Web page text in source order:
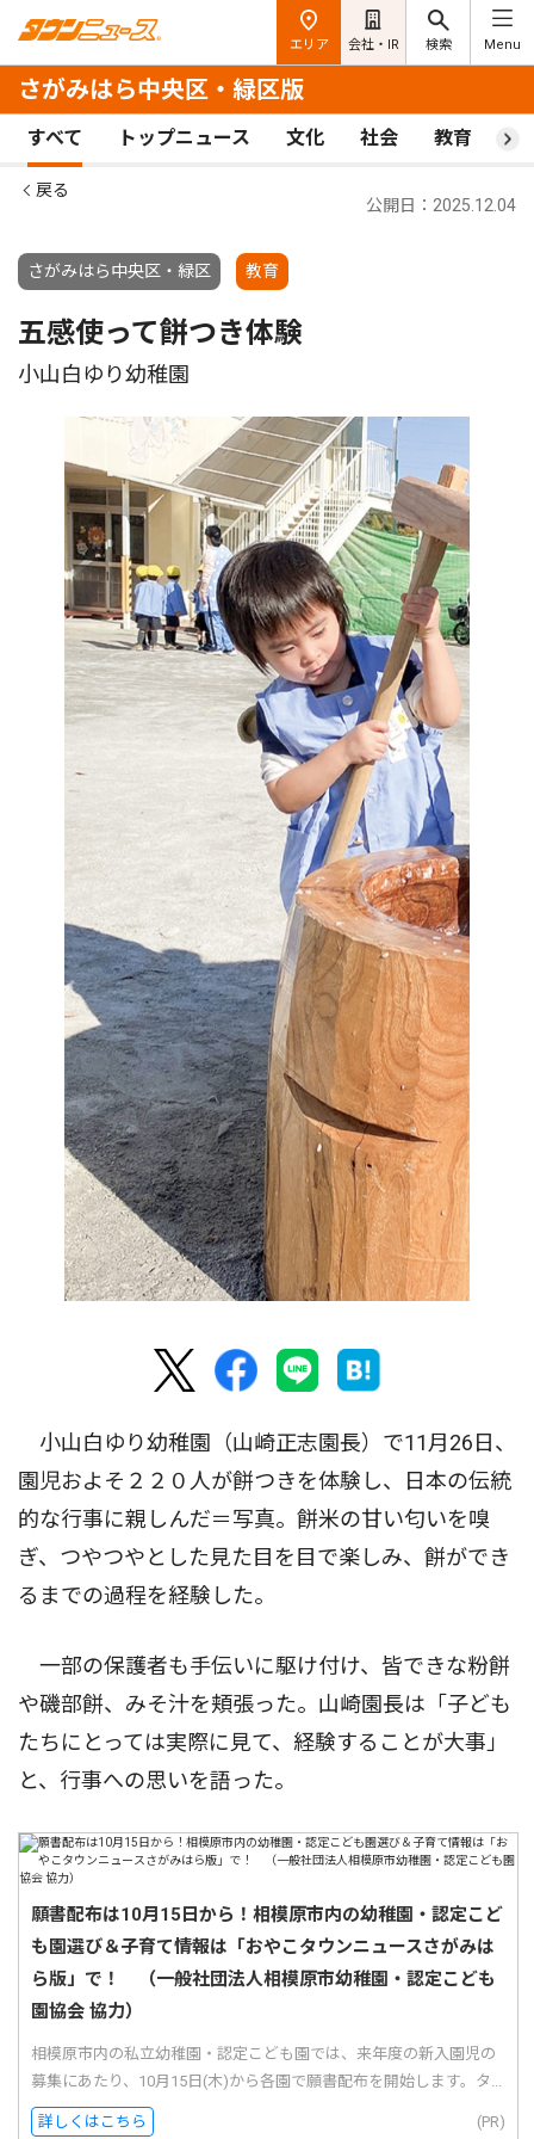
エリア 会社・IR 検索 Menu
さがみはら中央区・緑区版
すべて トップニュース 文化 社会 教育 ス
戻る
さがみはら中央区・緑区 教育
公開日：2025.12.04
五感使って餅つき体験
小山白ゆり幼稚園
小山白ゆり幼稚園（山崎正志園長）で11月26日、
園児およそ２２０人が餅つきを体験し、日本の伝統
的な行事に親しんだ＝写真。餅米の甘い匂いを嗅
ぎ、つやつやとした見た目を目で楽しみ、餅ができ
るまでの過程を経験した。
一部の保護者も手伝いに駆け付け、皆できな粉餅
や磯部餅、みそ汁を頬張った。山崎園長は「子ども
たちにとっては実際に見て、経験することが大事」
と、行事への思いを語った。
願書配布は10月15日から！相模原市内の幼稚園・認定こど
も園選び＆子育て情報は「おやこタウンニュースさがみは
ら版」で！ （一般社団法人相模原市幼稚園・認定こども
園協会 協力）
相模原市内の私立幼稚園・認定こども園では、来年度の新入園児の
募集にあたり、10月15日(木)から各園で願書配布を開始します。タ...
詳しくはこちら (PR)